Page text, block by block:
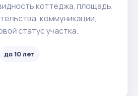
коттеджа, площадь,
коммуникации,
статус участка.
до 10 лет